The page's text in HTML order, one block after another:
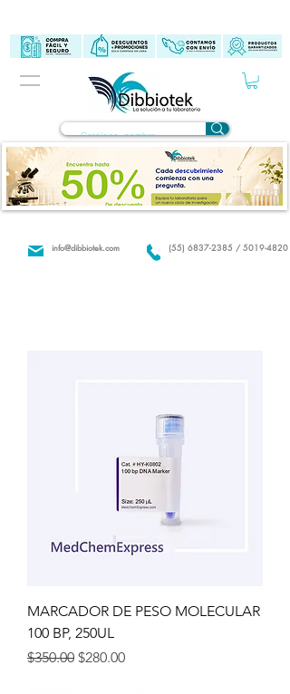
(55) 6837-2385 / 5019-4820
info@dibbiotek.com
MARCADOR DE PESO MOLECULAR
100 BP, 250UL
Precio
$350.00 Precio de oferta
$280.00